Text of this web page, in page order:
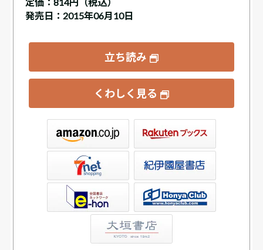
定価： 814円（税込）
発売日：2015年06月10日
立ち読み
くわしく見る
書店ウェブストア